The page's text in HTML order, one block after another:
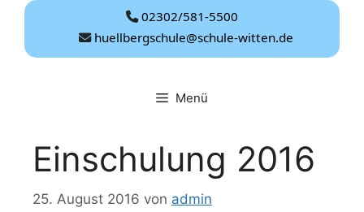
Zum
springen
02302/581-5500
huellbergschule@schule-witten.de
Menü
Einschulung 2016
25. August 2016 von admin